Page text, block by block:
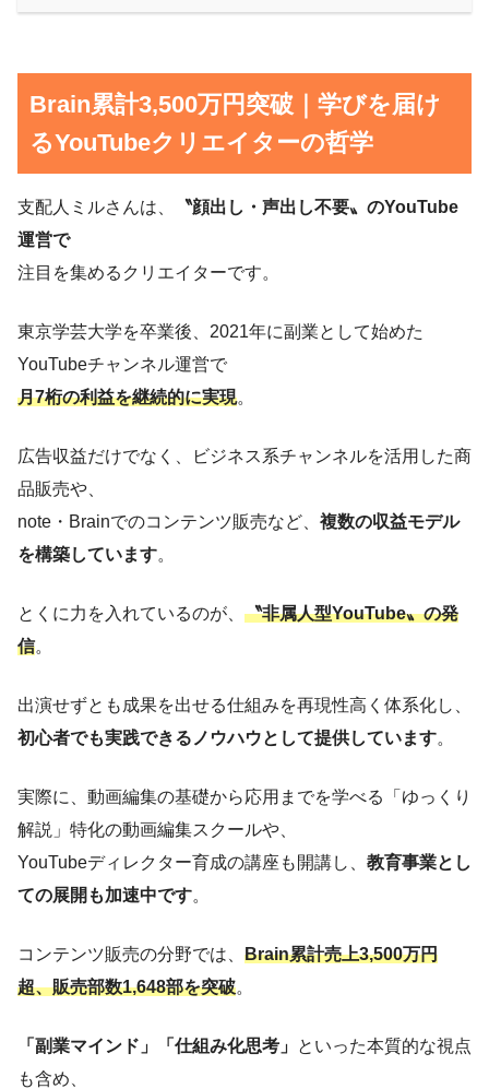
Brain累計3,500万円突破｜学びを届け
るYouTubeクリエイターの哲学
支配人ミルさんは、
〝顔出し・声出し不要〟のYouTube
運営で
注目を集めるクリエイターです。
東京学芸大学を卒業後、2021年に副業として始めた
YouTubeチャンネル運営で
月7桁の利益を継続的に実現。
広告収益だけでなく、ビジネス系チャンネルを活用した商
品販売や、
note・Brainでのコンテンツ販売など、 複数の収益モデル
を構築しています。
とくに力を入れているのが、 〝非属人型YouTube〟の発
信。
出演せずとも成果を出せる仕組みを再現性高く体系化し、
初心者でも実践できるノウハウとして提供しています。
実際に、動画編集の基礎から応用までを学べる「ゆっくり
解説」特化の動画編集スクールや、
YouTubeディレクター育成の講座も開講し、 教育事業とし
ての展開も加速中です。
コンテンツ販売の分野では、 Brain累計売上3,500万円
超、販売部数1,648部を突破。
「副業マインド」「仕組み化思考」 といった本質的な視点
も含め、